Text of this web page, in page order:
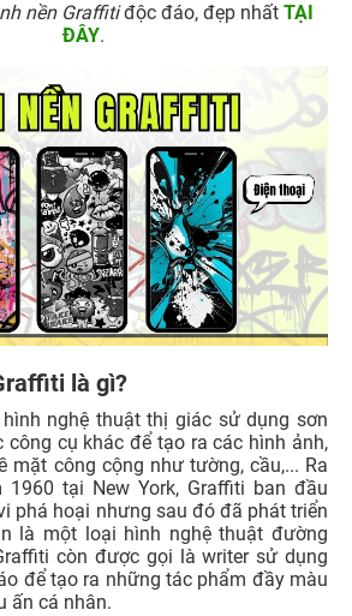
nền Graffitiđộc đáo, đẹp nhất TẠI
ĐÂY.
là gì?
nghệ thuật thị giác sử dụng sơn
công cụ khác để tạo ra các hình ảnh,
mặt công cộng như tường, cầu,... Ra
tại New York, Graffiti ban đầu
phá hoại nhưng sau đó đã phát triển
là một loại hình nghệ thuật đường
còn được gọi là writer sử dụng
để tạo ra những tác phẩm đầy màu
ấn cá nhân.